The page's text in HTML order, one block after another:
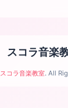
スコラ音楽
スコラ音楽教室. All